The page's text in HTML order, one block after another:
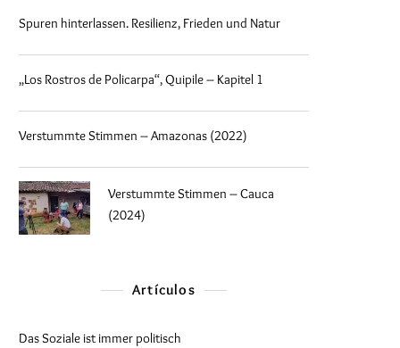
Spuren hinterlassen. Resilienz, Frieden und Natur
„Los Rostros de Policarpa“, Quipile – Kapitel 1
Verstummte Stimmen – Amazonas (2022)
Verstummte Stimmen – Cauca
(2024)
Artículos
Das Soziale ist immer politisch